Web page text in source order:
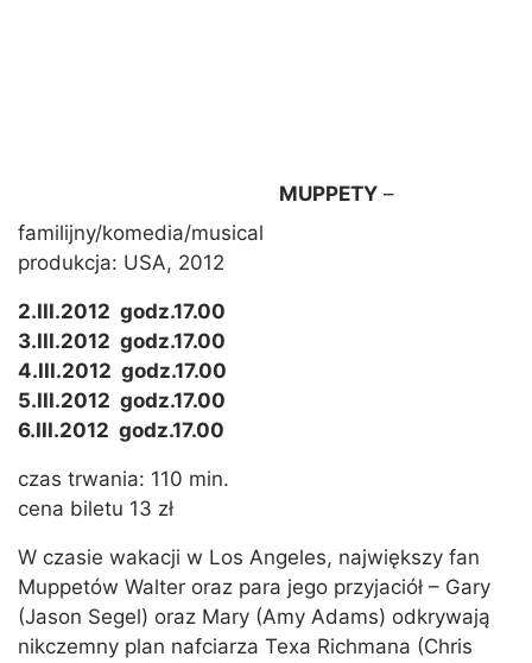
MUPPETY –
familijny/komedia/musical
produkcja: USA, 2012
2.III.2012 godz.17.00
3.III.2012 godz.17.00
4.III.2012 godz.17.00
5.III.2012 godz.17.00
6.III.2012 godz.17.00
czas trwania: 110 min.
cena biletu 13 zł
W czasie wakacji w Los Angeles, największy fan
Muppetów Walter oraz para jego przyjaciół – Gary
(Jason Segel) oraz Mary (Amy Adams) odkrywają
nikczemny plan nafciarza Texa Richmana (Chris